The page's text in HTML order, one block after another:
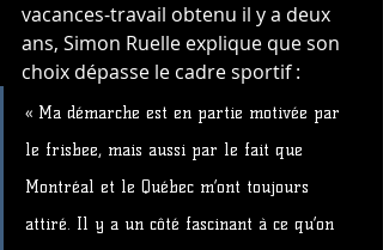
vacances-travail obtenu il y a deux
ans, Simon Ruelle explique que son
choix dépasse le cadre sportif :
« Ma démarche est en partie motivée par
le frisbee, mais aussi par le fait que
Montréal et le Québec m’ont toujours
attiré. Il y a un côté fascinant à ce qu’on